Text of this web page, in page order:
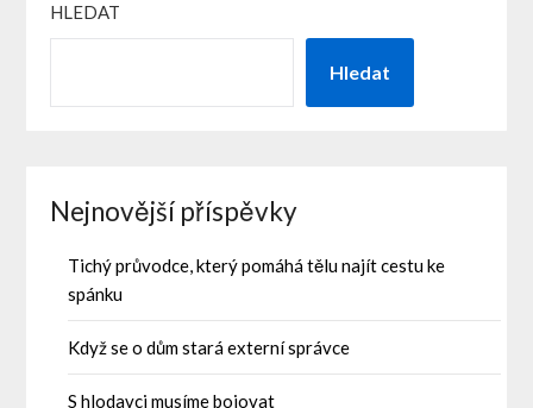
HLEDAT
Hledat
Nejnovější příspěvky
Tichý průvodce, který pomáhá tělu najít cestu ke
spánku
Když se o dům stará externí správce
S hlodavci musíme bojovat